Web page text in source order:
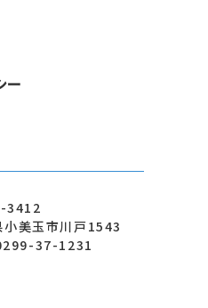
ー
3412
小美玉市川戸1543
37-1231